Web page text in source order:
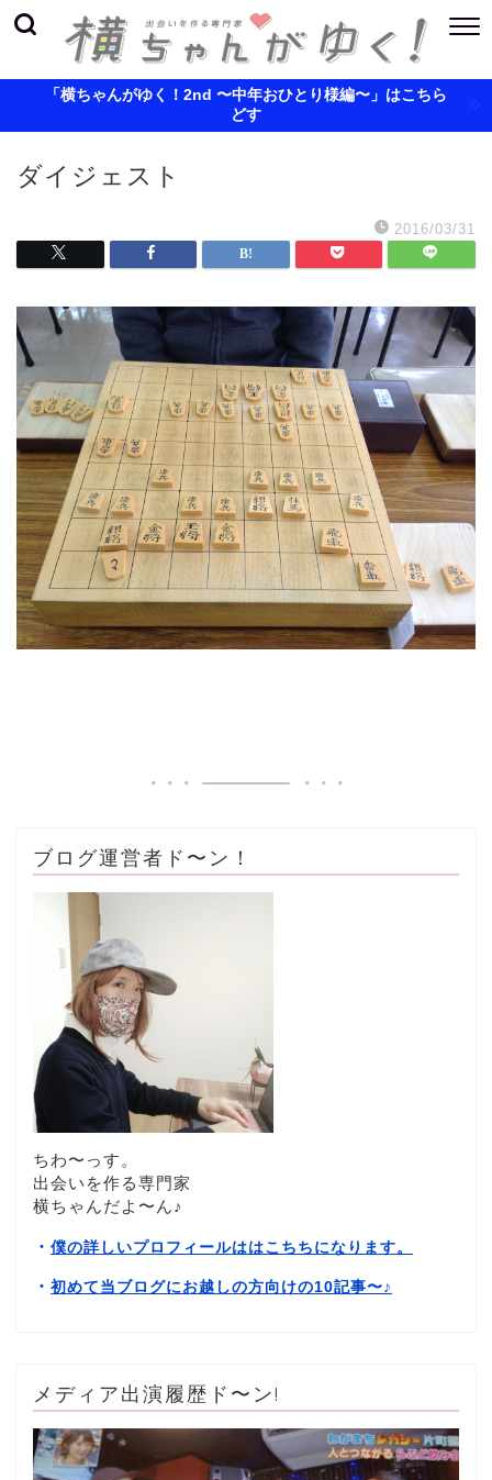
「横ちゃんがゆく！2nd 〜中年おひとり様編〜」はこちら
どす
ダイジェスト
2016/03/31
ブログ運営者ド〜ン！
ちわ〜っす。
出会いを作る専門家
横ちゃんだよ〜ん♪
・ 僕の詳しいプロフィールははこちちになります。
・ 初めて当ブログにお越しの方向けの10記事〜♪
メディア出演履歴ド〜ン!